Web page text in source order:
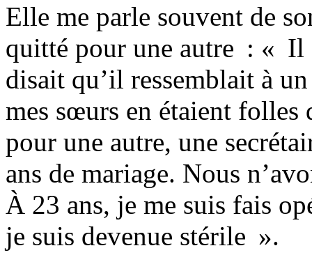
Elle me parle souvent de
quitté pour une autre : « Il
disait qu’il ressemblait à
mes sœurs en étaient
pour une autre, une
ans de mariage. Nous
À 23 ans, je me suis fais
je suis devenue stérile ».